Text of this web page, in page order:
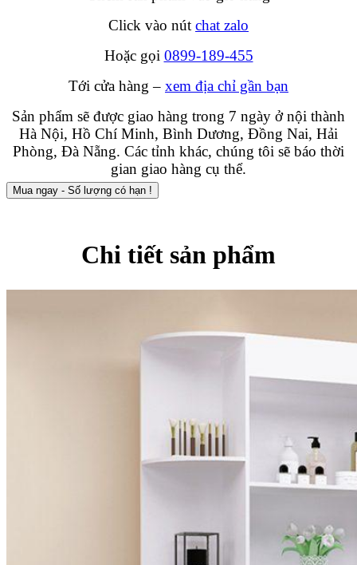
Click vào nút chat zalo
Hoặc gọi 0899-189-455
Tới cửa hàng – xem địa chỉ gần bạn
Sản phẩm sẽ được giao hàng trong 7 ngày ở nội thành
Hà Nội, Hồ Chí Minh, Bình Dương, Đồng Nai, Hải
Phòng, Đà Nẵng. Các tỉnh khác, chúng tôi sẽ báo thời
gian giao hàng cụ thể.
Mua ngay - Số lượng có hạn !
Chi tiết sản phẩm